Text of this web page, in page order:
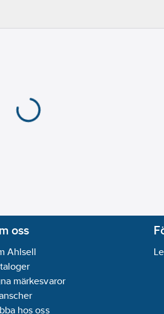
oss
Ahlsell
märkesvaror
hos oss